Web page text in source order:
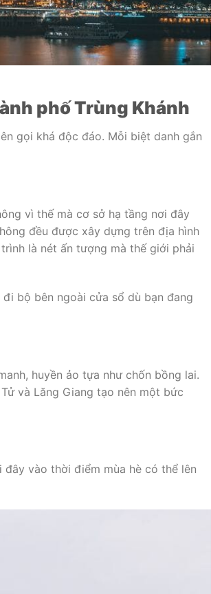
phố Trùng Khánh
gọi khá độc đáo. Mỗi biệt danh gắn
vì thế mà cơ sở hạ tầng nơi đây
đều được xây dựng trên địa hình
là nét ấn tượng mà thế giới phải
bộ bên ngoài cửa sổ dù bạn đang
huyền ảo tựa như chốn bồng lai.
và Lăng Giang tạo nên một bức
vào thời điểm mùa hè có thể lên